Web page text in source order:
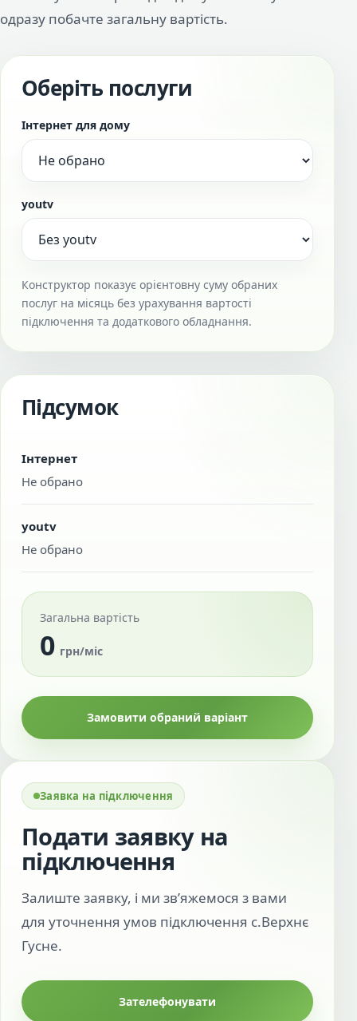
одразу побачте загальну вартість.
Оберіть послуги
Інтернет для дому
youtv
Конструктор показує орієнтовну суму обраних
послуг на місяць без урахування вартості
підключення та додаткового обладнання.
Підсумок
Інтернет
Не обрано
youtv
Не обрано
Загальна вартість
0 грн/міс
Замовити обраний варіант
Заявка на підключення
Подати заявку на
підключення
Залиште заявку, і ми зв’яжемося з вами
для уточнення умов підключення с.Верхнє
Гусне.
Зателефонувати